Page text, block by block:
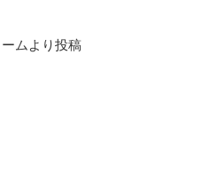
ムより投稿